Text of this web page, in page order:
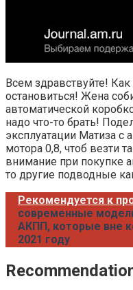
Всем здравствуйте!
остановиться! Жена
автоматической
надо что-то брать!
эксплуатации Матиза с
мотора 0,8, чтоб везти
внимание при покупке
то другие подводные
Рекомендуется к
современные
АКПП, которые вне
2021 году